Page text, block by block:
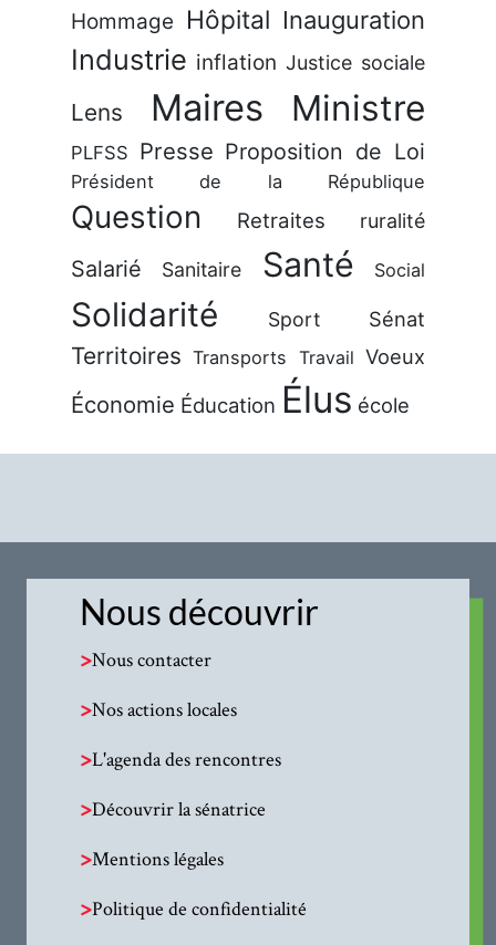
Hommage Hôpital Inauguration
Industrie inflation Justice sociale
Lens Maires Ministre
PLFSS Presse Proposition de Loi
Président de la République
Question Retraites ruralité
Salarié Sanitaire Santé Social
Solidarité Sport Sénat
Territoires Transports Travail Voeux
Économie Éducation Élus école
Nous découvrir
>Nous contacter
>Nos actions locales
>L'agenda des rencontres
>Découvrir la sénatrice
>Mentions légales
>Politique de confidentialité